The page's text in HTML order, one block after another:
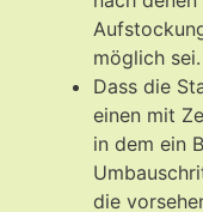
möglich sei.
Dass die
einen mit
in dem ein
die